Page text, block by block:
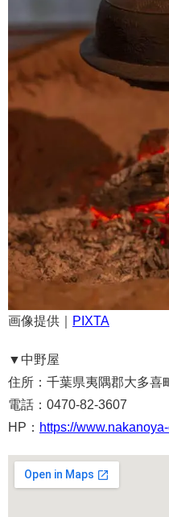
画像提供｜ PIXTA
▼ 中野屋
住所：千葉県夷隅郡大多喜
電話：0470-82-3607
HP： https://